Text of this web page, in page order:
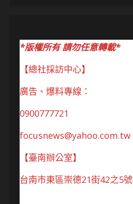
*版權所有 請勿任意轉載*
【總社採訪中心】
廣告、爆料專線：
0900777721
focusnews@yahoo.com.tw
【臺南辦公室】
台南市東區崇德21街42之5號